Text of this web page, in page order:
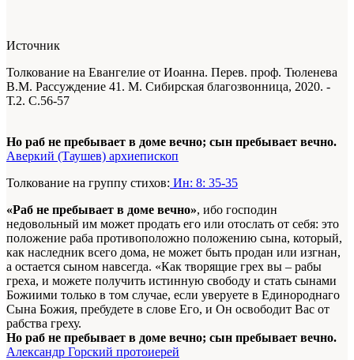
Источник
Толкование на Евангелие от Иоанна. Перев. проф. Тюленева
В.М. Рассуждение 41. М. Сибирская благозвонница, 2020. -
Т.2. С.56-57
Но раб не пребывает в доме вечно; сын пребывает вечно.
Аверкий (Таушев) архиепископ
Толкование на группу стихов: Ин: 8: 35-35
«Раб не пребывает в доме вечно», ибо господин
недовольный им может продать его или отослать от себя: это
положение раба противоположно положению сына, который,
как наследник всего дома, не может быть продан или изгнан,
а остается сыном навсегда. «Как творящие грех вы – рабы
греха, и можете получить истинную свободу и стать сынами
Божиими только в том случае, если уверуете в Единороднаго
Сына Божия, пребудете в слове Его, и Он освободит Вас от
рабства греху.
Но раб не пребывает в доме вечно; сын пребывает вечно.
Александр Горский протоиерей